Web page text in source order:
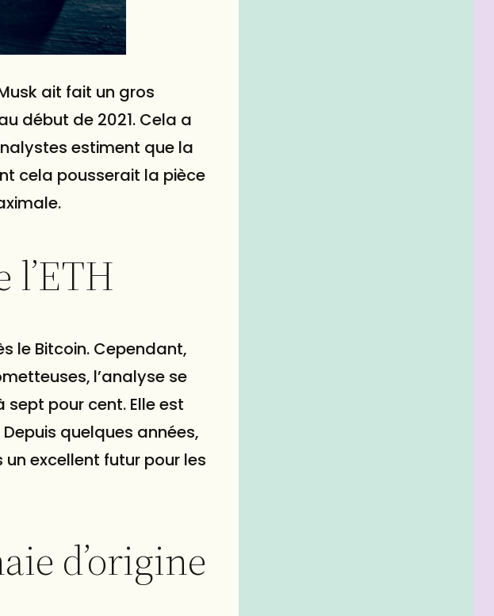
ait fait un gros
début de 2021. Cela a
estiment que la
cela pousserait la pièce
l’ETH
le Bitcoin. Cependant,
l’analyse se
sept pour cent. Elle est
quelques années,
excellent futur pour les
d’origine